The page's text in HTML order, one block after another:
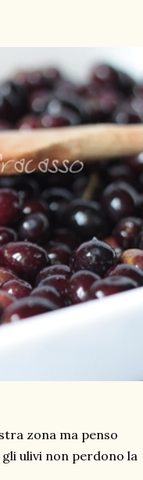
zona ma penso
ulivi non perdono la